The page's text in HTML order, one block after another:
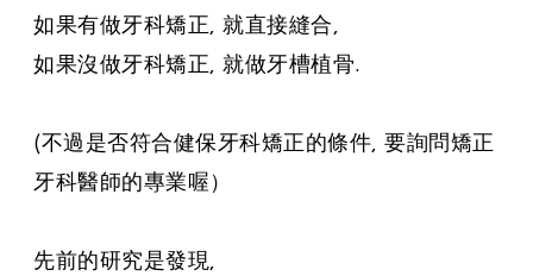
如果有做牙科矯正, 就直接縫合,
如果沒做牙科矯正, 就做牙槽植骨.
(不過是否符合健保牙科矯正的條件, 要詢問矯正
牙科醫師的專業喔）
先前的研究是發現,